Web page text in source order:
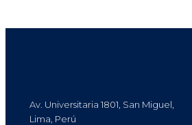
Av. Universitaria 1801, San Miguel,
Lima, Perú